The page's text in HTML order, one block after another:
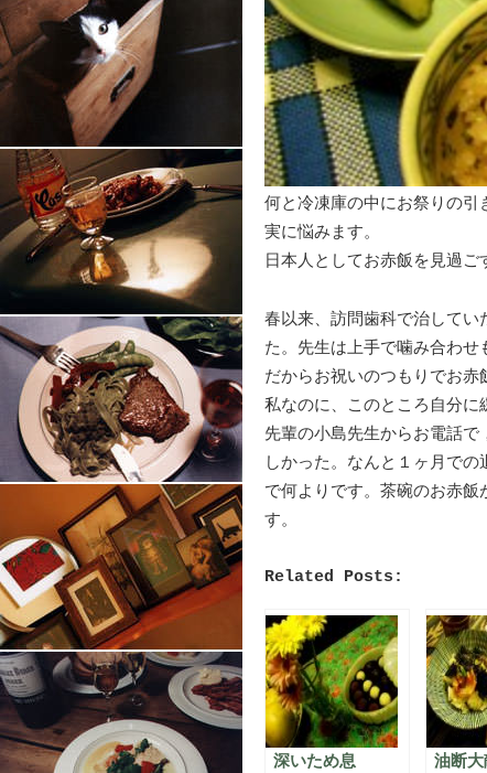
何と冷凍庫の中にお祭りの引
実に悩みます。
日本人としてお赤飯を見過ご
春以来、訪問歯科で治してい
た。先生は上手で噛み合わせ
だからお祝いのつもりでお
私なのに、このところ自分に
先輩の小島先生からお電話
しかった。なんと１ヶ月で
で何よりです。茶碗のお赤
す。
Related Posts:
深いため息 油断大